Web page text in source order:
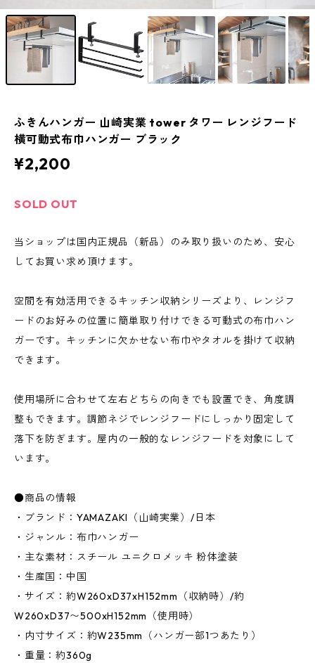
ふきんハンガー 山崎実業 tower タワー レンジフード
横可動式布巾ハンガー ブラック
¥2,200
SOLD OUT
当ショップは国内正規品（新品）のみ取り扱いのため、安心
してお買い求め頂けます。
空間を有効活用できるキッチン収納シリーズより、レンジフ
ードのお好みの位置に簡単取り付けできる可動式の布巾ハン
ガーです。キッチンに欠かせない布巾やタオルを掛けて収納
できます。
使用場所に合わせて左右どちらの向きでも設置でき、角度調
整もできます。調節ネジでレンジフードにしっかり固定して
落下を防ぎます。屋内の一般的なレンジフードを対象にして
います。
●商品の情報
・ブランド：YAMAZAKI（山崎実業）/日本
・ジャンル：布巾ハンガー
・主な素材：スチール ユニクロメッキ 粉体塗装
・生産国：中国
・サイズ：約W260xD37xH152mm（収納時）/約
W260xD37〜500xH152mm（使用時）
・内寸サイズ：約W235mm（ハンガー部1つあたり）
・重量：約360g